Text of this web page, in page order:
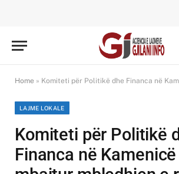
Home » Komiteti për Politikë dhe Financa në Kamenicë ka
LAJME LOKALE
Komiteti për Politikë
Financa në